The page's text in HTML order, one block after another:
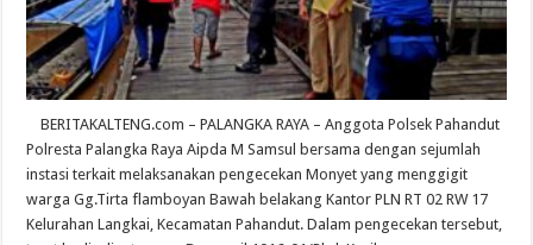
BERITAKALTENG.com – PALANGKA RAYA – Anggota Polsek Pahandut
Polresta Palangka Raya Aipda M Samsul bersama dengan sejumlah
instasi terkait melaksanakan pengecekan Monyet yang menggigit
warga Gg.Tirta flamboyan Bawah belakang Kantor PLN RT 02 RW 17
Kelurahan Langkai, Kecamatan Pahandut. Dalam pengecekan tersebut,